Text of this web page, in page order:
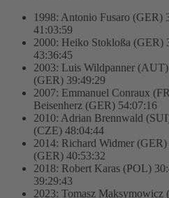
1998: Antonio Fusaro (GER)
41:03:59
2000: Heiko Stokloßa (GER)
43:36:45
2003: Luis Wildpanner
(GER) 39:49:29
2007: Emmanuel Conraux
Beisenherz (GER) 54:07:16
2010: Adrian Brennwald
(CZE) 48:04:44
2014: Richard Widmer
(GER) 40:53:32
2018: Robert Karas (POL)
39:29:43
2023: Tomasz Maksymowicz